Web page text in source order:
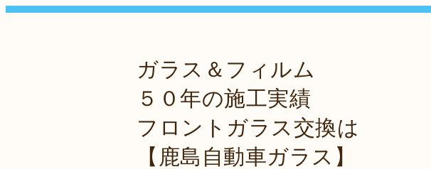
ガラス＆フィルム
５０年の施工実績
フロントガラス交換は
【鹿島自動車ガラス】